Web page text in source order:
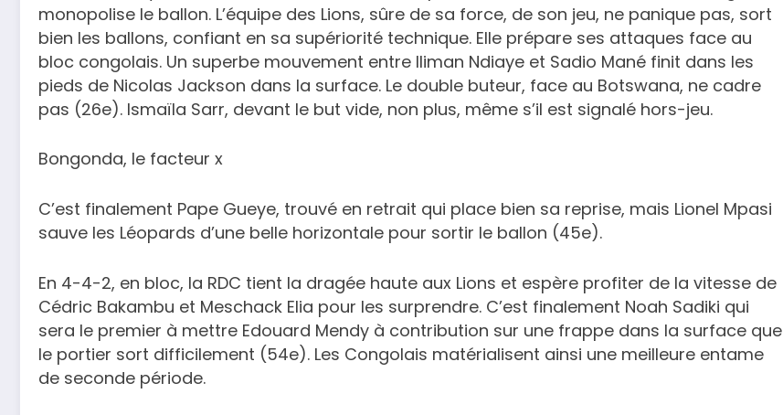
monopolise le ballon. L’équipe des Lions, sûre de sa force, de son jeu, ne panique pas, sort
bien les ballons, confiant en sa supériorité technique. Elle prépare ses attaques face au
bloc congolais. Un superbe mouvement entre Iliman Ndiaye et Sadio Mané finit dans les
pieds de Nicolas Jackson dans la surface. Le double buteur, face au Botswana, ne cadre
pas (26e). Ismaïla Sarr, devant le but vide, non plus, même s’il est signalé hors-jeu.
Bongonda, le facteur x
C’est finalement Pape Gueye, trouvé en retrait qui place bien sa reprise, mais Lionel Mpasi
sauve les Léopards d’une belle horizontale pour sortir le ballon (45e).
En 4-4-2, en bloc, la RDC tient la dragée haute aux Lions et espère profiter de la vitesse de
Cédric Bakambu et Meschack Elia pour les surprendre. C’est finalement Noah Sadiki qui
sera le premier à mettre Edouard Mendy à contribution sur une frappe dans la surface que
le portier sort difficilement (54e). Les Congolais matérialisent ainsi une meilleure entame
de seconde période.